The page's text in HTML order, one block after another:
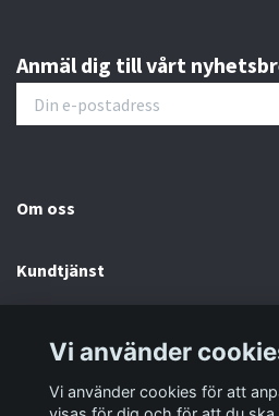
Anmäl dig till vårt
Om oss
Kundtjänst
Sociala medier
Vi använder
Vi använder cookies för att